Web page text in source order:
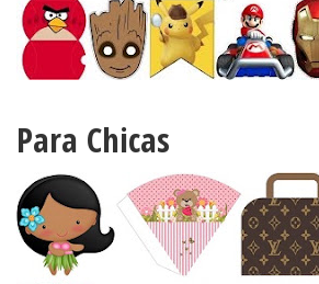
Para Chicas